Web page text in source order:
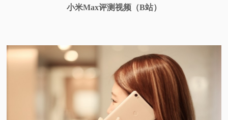
小米Max评测视频（B站）